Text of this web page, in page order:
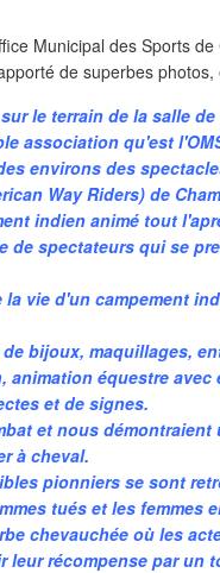
Municipal des Sports
de superbes
le terrain de la salle
association qu'est
environs des
Way Riders) de
indien animé tout
de spectateurs qui se
vie d'un campement
bijoux, maquillages,
animation équestre
et de signes.
et nous
à cheval.
pionniers se sont
tués et les femmes
chevauchée où les
leur récompense par un